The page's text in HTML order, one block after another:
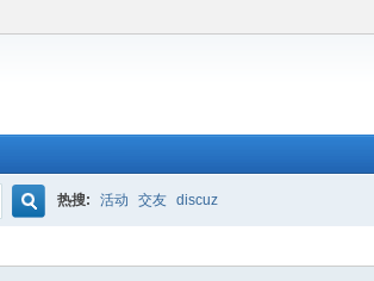
热搜: 活动 交友 discuz